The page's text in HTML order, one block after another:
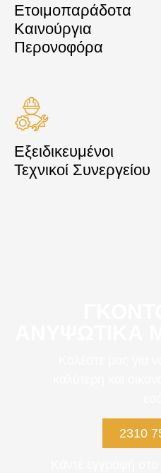
Ετοιμοπαράδοτα
Καινούργια
Περονοφόρα
Εξειδικευμένοι
Τεχνικοί Συνεργείου
2310